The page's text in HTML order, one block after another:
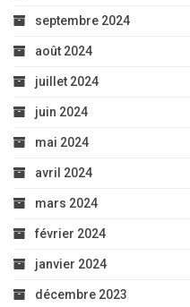
septembre 2024
août 2024
juillet 2024
juin 2024
mai 2024
avril 2024
mars 2024
février 2024
janvier 2024
décembre 2023